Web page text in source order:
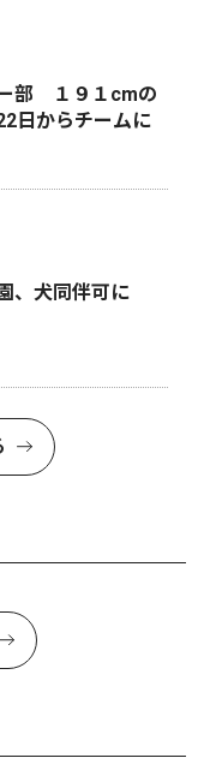
部 １９１cmの
日からチームに
、犬同伴可に